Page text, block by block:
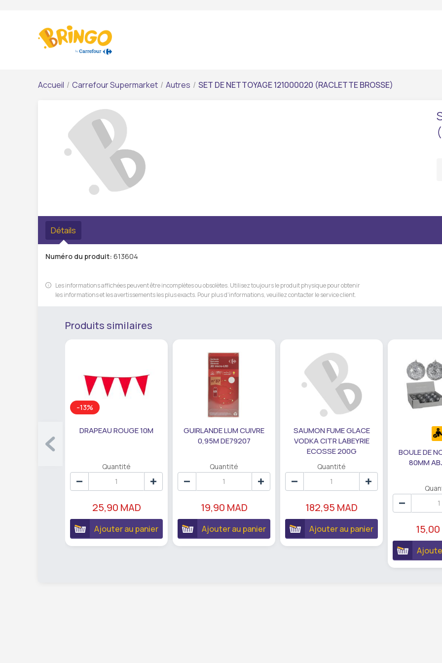
Accueil / Carrefour Supermarket / Autres / SET DE NETTOYAGE 121000020 (RACLETTE BROSSE)
Détails
Numéro du produit: 613604
Les informations affichées peuvent être incomplètes ou obsolètes. Utilisez toujours le produit physique pour obtenir
les informations et les avertissements les plus exacts. Pour plus d'informations, veuillez contacter le service client.
Produits similaires
-13%
DRAPEAU ROUGE 10M
Quantité
25,90 MAD
Ajouter au panier
GUIRLANDE LUM CUIVRE
0,95M DE79207
Quantité
19,90 MAD
Ajouter au panier
SAUMON FUME GLACE
VODKA CITR LABEYRIE
ECOSSE 200G
Quantité
182,95 MAD
Ajouter au panier
BOULE DE
80MM